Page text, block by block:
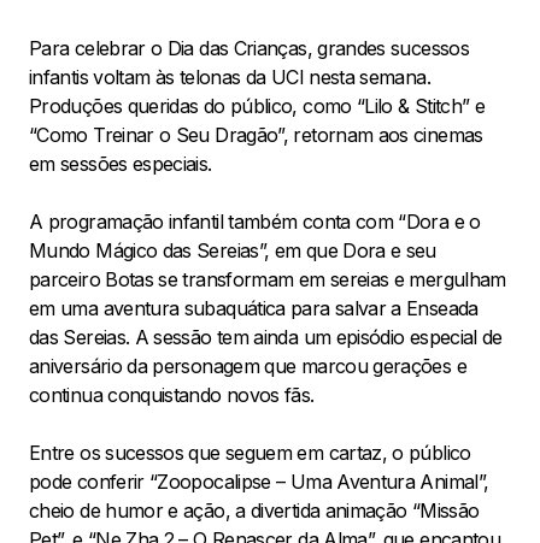
Para celebrar o Dia das Crianças, grandes sucessos
infantis voltam às telonas da UCI nesta semana.
Produções queridas do público, como “Lilo & Stitch” e
“Como Treinar o Seu Dragão”, retornam aos cinemas
em sessões especiais.
A programação infantil também conta com “Dora e o
Mundo Mágico das Sereias”, em que Dora e seu
parceiro Botas se transformam em sereias e mergulham
em uma aventura subaquática para salvar a Enseada
das Sereias. A sessão tem ainda um episódio especial de
aniversário da personagem que marcou gerações e
continua conquistando novos fãs.
Entre os sucessos que seguem em cartaz, o público
pode conferir “Zoopocalipse – Uma Aventura Animal”,
cheio de humor e ação, a divertida animação “Missão